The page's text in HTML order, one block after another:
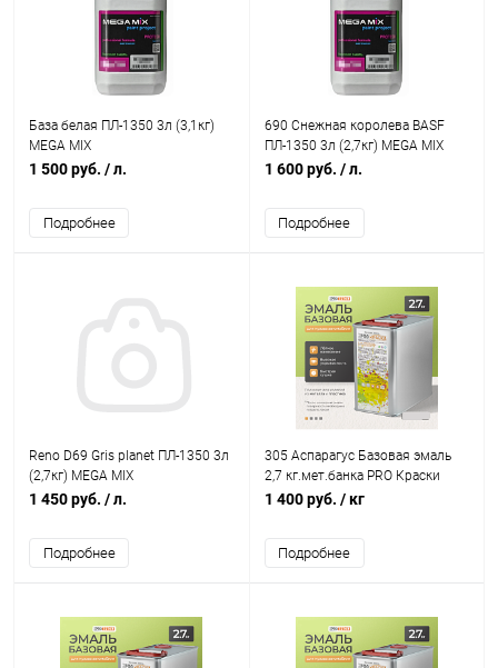
База белая ПЛ-1350 3л (3,1кг)
MEGA MIX
1 500 руб. / л.
Подробнее
690 Снежная королева BASF
ПЛ-1350 3л (2,7кг) MEGA MIX
1 600 руб. / л.
Подробнее
Reno D69 Gris planet ПЛ-1350 3л
(2,7кг) MEGA MIX
1 450 руб. / л.
Подробнее
305 Аспарагус Базовая эмаль
2,7 кг.мет.банка PRO Краски
1 400 руб. / кг
Подробнее